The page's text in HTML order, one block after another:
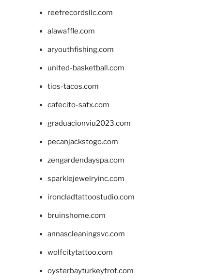
reefrecordsllc.com
alawaffle.com
aryouthfishing.com
united-basketball.com
tios-tacos.com
cafecito-satx.com
graduacionviu2023.com
pecanjackstogo.com
zengardendayspa.com
sparklejewelryinc.com
ironcladtattoostudio.com
bruinshome.com
annascleaningsvc.com
wolfcitytattoo.com
oysterbayturkeytrot.com